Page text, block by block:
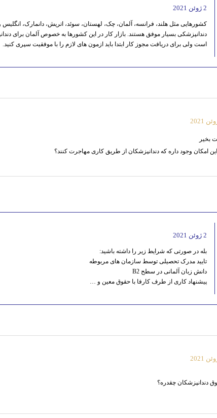
2 ژوئن 2021
کشورهایی مثل هلند، فرانسه، آلمان، چک، لهستان، سوئد، اتریش، دانمارک،
دندانپزشکی بسیار موفق هستند. بازار کار در این کشورها به خصوص آلمان برای
است ولی برای دریافت مجوز کار ابتدا باید ازمون های لازم را با موفقیت سپری کنید.
بخیر
این امکان وجود داره که دندانپزشکان از طریق کاری مهاجرت کنند؟
2 ژوئن 2021
بله در صورتی که شرایط زیر را داشته باشید:
تایید مدرک تحصیلی توسط سازمان های مربوطه
دانش زبان آلمانی در سطح B2
پیشنهاد کاری از طرف کارفا با حقوق معین و …
دندانپزشکان چقدره؟